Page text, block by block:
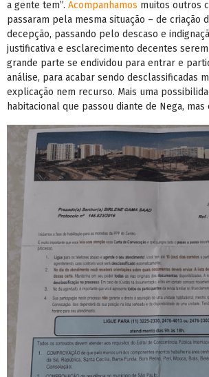
a gente tem”. Acompanhamos muitos outros
passaram pela mesma situação – de criação
decepção, passando pelo descaso e
justificativa e esclarecimento decentes serem
grande parte se endividou para entrar e
análise, para acabar sendo desclassificadas
explicação nem recurso. Mais uma
habitacional que passou diante de Nega,